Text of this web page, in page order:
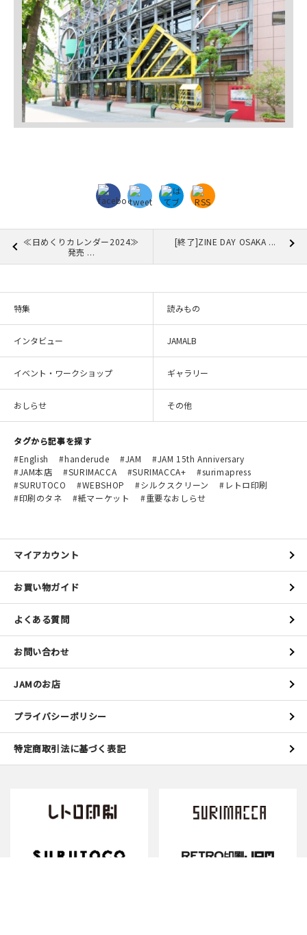
≪日めくりカレンダー2024≫
発売 ...
[終了]ZINE DAY OSAKA ...
特集 読みもの
インタビュー JAMALB
イベント・ワークショップ ギャラリー
おしらせ その他
タグから記事を探す
English
handerude JAM
JAM 15th Anniversary
JAM本店
SURIMACCA SURIMACCA+
surimapress
SURUTOCO
WEBSHOP シルクスクリーン
レトロ印刷
印刷のタネ
紙マーケット 重要なおしらせ
マイアカウント
お買い物ガイド
よくある質問
お問い合わせ
JAMのお店
プライバシーポリシー
特定商取引法に基づく表記